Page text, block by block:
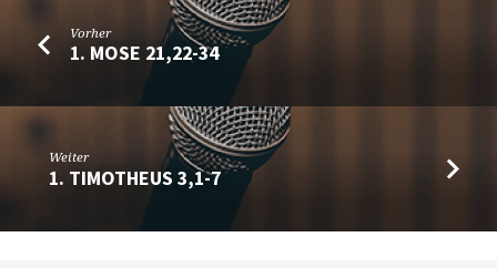
Vorher
1. MOSE 21,22-34
Weiter
1. TIMOTHEUS 3,1-7